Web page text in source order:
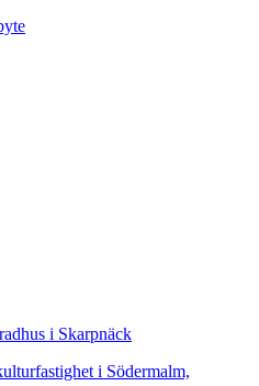
i Skarpnäck
i Södermalm,